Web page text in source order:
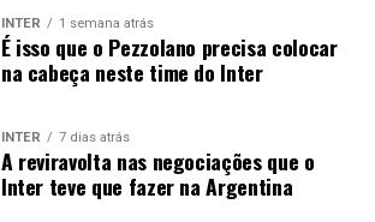
INTER 1 semana atrás
É isso que o Pezzolano precisa colocar
na cabeça neste time do Inter
INTER 7 dias atrás
A reviravolta nas negociações que o
Inter teve que fazer na Argentina